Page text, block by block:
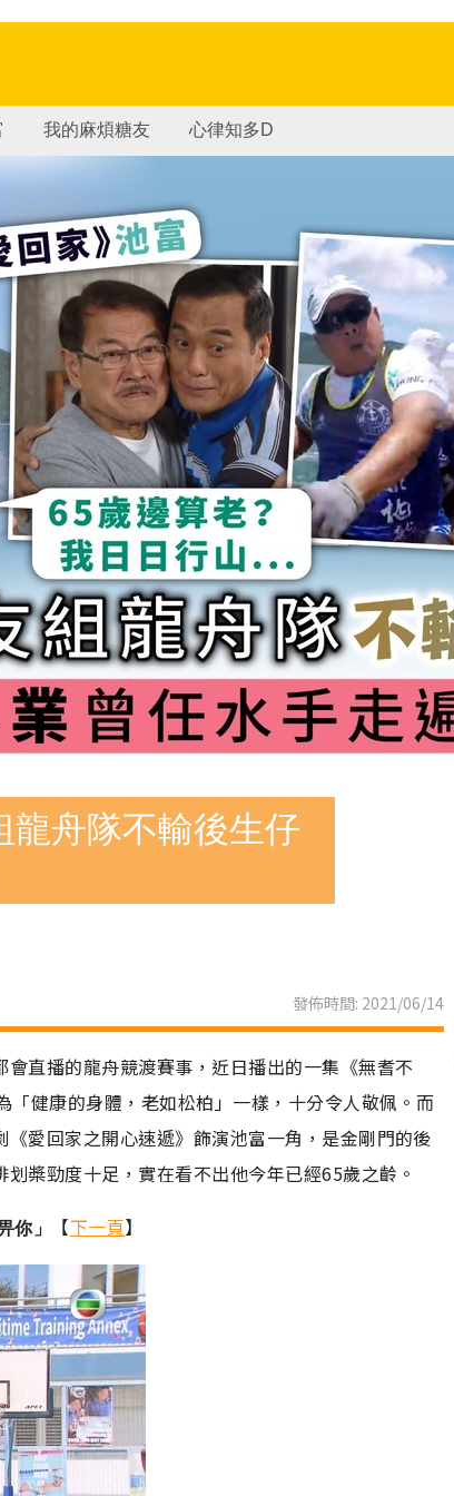
我的麻煩糖友 心律知多D
舟隊不輸後生仔
發佈時間: 2021/06/14
直播的龍舟競渡賽事，近日播出的一集《無耆不
健康的身體，老如松柏」一樣，十分令人敬佩。而
愛回家之開心速遞》飾演池富一角，是金剛門的後
槳勁度十足，實在看不出他今年已經65歲之齡。
你」 【下一頁】